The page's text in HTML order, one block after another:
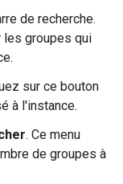
de recherche.
groupes qui
sur ce bouton
à l'instance.
. Ce menu
de groupes à